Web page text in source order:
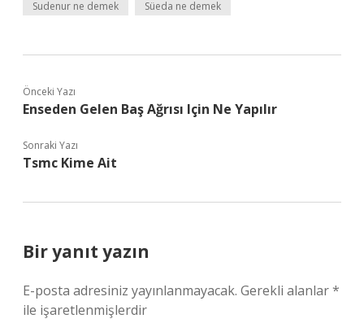
Sudenur ne demek Süeda ne demek
Önceki Yazı
Enseden Gelen Baş Ağrısı Için Ne Yapılır
Sonraki Yazı
Tsmc Kime Ait
Bir yanıt yazın
E-posta adresiniz yayınlanmayacak. Gerekli alanlar*
ile işaretlenmişlerdir